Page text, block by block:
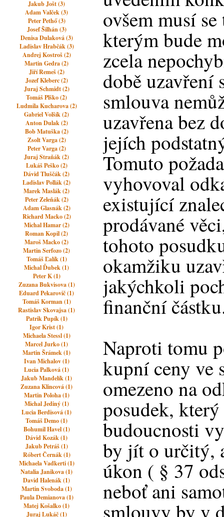
Jakub Jošt (3)
Adam Valček (3)
Peter Pethő (3)
Josef Šilhán (3)
Denisa Dulaková (3)
Ladislav Hrabčák (3)
Andrej Kostroš (2)
Martin Gedra (2)
Jiří Remeš (2)
Jozef Kleberc (2)
Juraj Schmidt (2)
Tomáš Plško (2)
Ludmila Kucharova (2)
Gabriel Volšík (2)
Anton Dulak (2)
Bob Matuška (2)
Zsolt Varga (2)
Peter Varga (2)
Juraj Straňák (2)
Lukáš Peško (2)
Dávid Tluščák (2)
Ladislav Pollák (2)
Marek Maslák (2)
Peter Zeleňák (2)
Adam Glasnák (2)
Richard Macko (2)
Michal Hamar (2)
Roman Kopil (2)
Maroš Macko (2)
Martin Serfozo (2)
Tomáš Ľalík (1)
Michal Ďubek (1)
Peter K (1)
Zuzana Bukvisova (1)
Eduard Pekarovič (1)
Tomáš Korman (1)
Rastislav Skovajsa (1)
Patrik Pupík (1)
Igor Krist (1)
Michaela Stessl (1)
Marcel Jurko (1)
Martin Šrámek (1)
Ivan Michalov (1)
Lucia Palková (1)
Jakub Mandelík (1)
Zuzana Klincová (1)
Martin Poloha (1)
Michal Jediný (1)
Lucia Berdisová (1)
Tomáš Demo (1)
Bohumil Havel (1)
Dávid Kozák (1)
Jakub Petráš (1)
Róbert Černák (1)
Michaela Vadkerti (1)
Natalia Janikova (1)
David Halenák (1)
Martin Svoboda (1)
Paula Demianova (1)
Matej Košalko (1)
Juraj Lukáč (1)
ovšem musí
kterým bude
zcela
době uzavření
smlouva
uzavřena bez
jejích
Tomuto
vyhovoval
existující
prodávané
tohoto
okamžiku
jakýchkoli
finanční
Naproti tomu
kupní ceny ve
omezeno na
posudek,
budoucnosti
by jít o určitý,
úkon ( § 37
neboť ani
smlouvy by v